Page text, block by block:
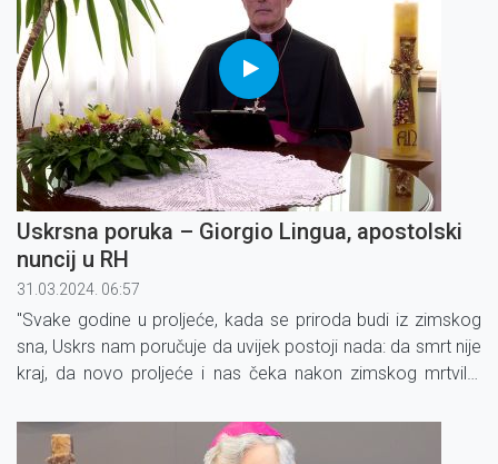
Uskrsna poruka – Giorgio Lingua, apostolski
nuncij u RH
31.03.2024. 06:57
"Svake godine u proljeće, kada se priroda budi iz zimskog
sna, Uskrs nam poručuje da uvijek postoji nada: da smrt nije
kraj, da novo proljeće i nas čeka nakon zimskog mrtvila.
drugih kršćanskih blagdana."